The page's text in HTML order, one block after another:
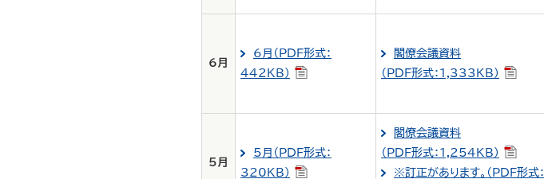
6月
6月（PDF形式：
442KB）
閣僚会議資料
（PDF形式：1,333KB）
5月
5月（PDF形式：
320KB）
閣僚会議資料
（PDF形式：1,254KB）
※訂正があります。（PDF形式：